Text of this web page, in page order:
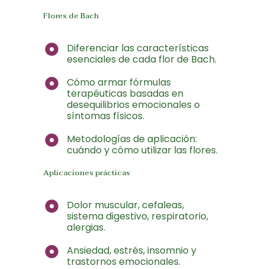
Flores de Bach
Diferenciar las características
esenciales de cada flor de Bach.
Cómo armar fórmulas
terapéuticas basadas en
desequilibrios emocionales o
síntomas físicos.
Metodologías de aplicación:
cuándo y cómo utilizar las flores.
Aplicaciones prácticas
Dolor muscular, cefaleas,
sistema digestivo, respiratorio,
alergias.
Ansiedad, estrés, insomnio y
trastornos emocionales.